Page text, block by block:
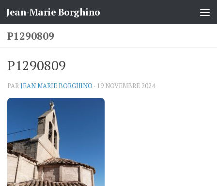
Skip to content
Jean-Marie Borghino
P1290809
P1290809
PARJEAN MARIE BORGHINO · 19 NOVEMBRE 2024